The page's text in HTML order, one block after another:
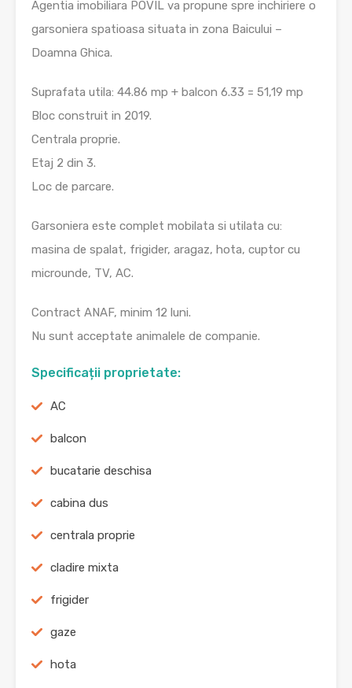
Agentia imobiliara POVIL va propune spre inchiriere o
garsoniera spatioasa situata in zona Baicului –
Doamna Ghica.
Suprafata utila: 44.86 mp + balcon 6.33 = 51,19 mp
Bloc construit in 2019.
Centrala proprie.
Etaj 2 din 3.
Loc de parcare.
Garsoniera este complet mobilata si utilata cu:
masina de spalat, frigider, aragaz, hota, cuptor cu
microunde, TV, AC.
Contract ANAF, minim 12 luni.
Nu sunt acceptate animalele de companie.
Specificații proprietate:
AC
balcon
bucatarie deschisa
cabina dus
centrala proprie
cladire mixta
frigider
gaze
hota